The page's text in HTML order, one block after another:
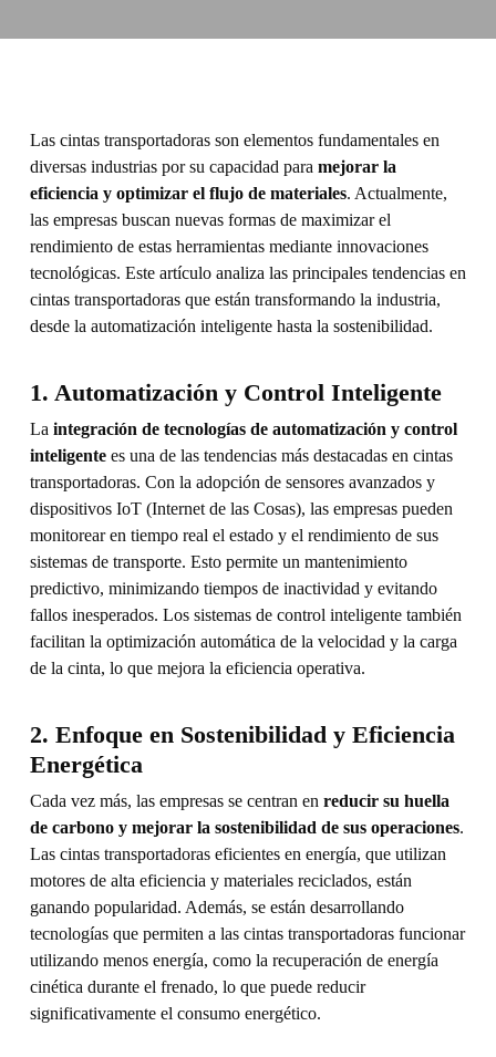
Las cintas transportadoras son elementos fundamentales en
diversas industrias por su capacidad para mejorar la
eficiencia y optimizar el flujo de materiales. Actualmente,
las empresas buscan nuevas formas de maximizar el
rendimiento de estas herramientas mediante innovaciones
tecnológicas. Este artículo analiza las principales tendencias en
cintas transportadoras que están transformando la industria,
desde la automatización inteligente hasta la sostenibilidad.
1. Automatización y Control Inteligente
La integración de tecnologías de automatización y control
inteligentees una de las tendencias más destacadas en cintas
transportadoras. Con la adopción de sensores avanzados y
dispositivos IoT (Internet de las Cosas), las empresas pueden
monitorear en tiempo real el estado y el rendimiento de sus
sistemas de transporte. Esto permite un mantenimiento
predictivo, minimizando tiempos de inactividad y evitando
fallos inesperados. Los sistemas de control inteligente también
facilitan la optimización automática de la velocidad y la carga
de la cinta, lo que mejora la eficiencia operativa.
2. Enfoque en Sostenibilidad y Eficiencia
Energética
Cada vez más, las empresas se centran en reducir su huella
de carbono y mejorar la sostenibilidad de sus operaciones.
Las cintas transportadoras eficientes en energía, que utilizan
motores de alta eficiencia y materiales reciclados, están
ganando popularidad. Además, se están desarrollando
tecnologías que permiten a las cintas transportadoras funcionar
utilizando menos energía, como la recuperación de energía
cinética durante el frenado, lo que puede reducir
significativamente el consumo energético.